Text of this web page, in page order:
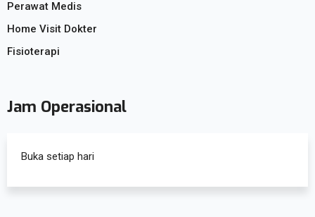
Perawat Medis
Home Visit Dokter
Fisioterapi
Jam Operasional
Buka setiap hari